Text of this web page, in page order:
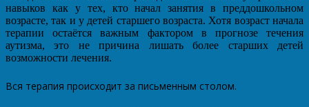
навыков как у тех, кто начал занятия в преддошкольном
возрасте, так и у детей старшего возраста. Хотя возраст начала
терапии остаётся важным фактором в прогнозе течения
аутизма, это не причина лишать более старших детей
возможности лечения.
Вся терапия происходит за письменным столом.